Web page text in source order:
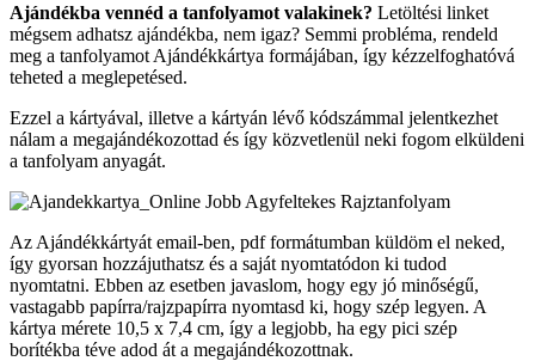
Ajándékba vennéd a tanfolyamot valakinek? Letöltési linket
mégsem adhatsz ajándékba, nem igaz? Semmi probléma, rendeld
meg a tanfolyamot Ajándékkártya formájában, így kézzelfoghatóvá
teheted a meglepetésed.
Ezzel a kártyával, illetve a kártyán lévő kódszámmal jelentkezhet
nálam a megajándékozottad és így közvetlenül neki fogom elküldeni
a tanfolyam anyagát.
Az Ajándékkártyát email-ben, pdf formátumban küldöm el neked,
így gyorsan hozzájuthatsz és a saját nyomtatódon ki tudod
nyomtatni. Ebben az esetben javaslom, hogy egy jó minőségű,
vastagabb papírra/rajzpapírra nyomtasd ki, hogy szép legyen. A
kártya mérete 10,5 x 7,4 cm, így a legjobb, ha egy pici szép
borítékba téve adod át a megajándékozottnak.